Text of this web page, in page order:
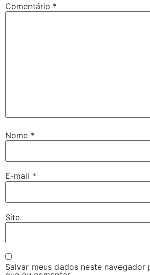
Comentário *
Nome *
E-mail *
Site
Salvar meus dados neste navegador